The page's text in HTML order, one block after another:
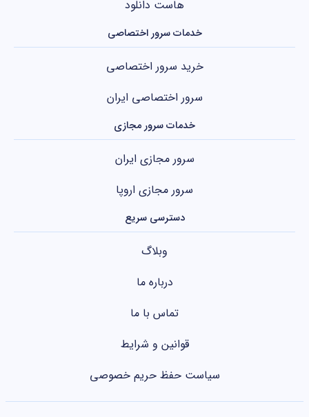
هاست دانلود
خدمات سرور اختصاصی
خرید سرور اختصاصی
سرور اختصاصی ایران
خدمات سرور مجازی
سرور مجازی ایران
سرور مجازی اروپا
دسترسی سریع
وبلاگ
درباره ما
تماس با ما
قوانین و شرایط
سیاست حفظ حریم خصوصی